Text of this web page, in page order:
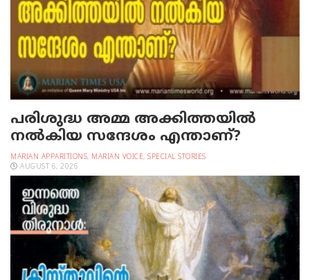
പരിശുദ്ധ അമ്മ അക്കിത്തയില്‍
നല്‍കിയ സന്ദേശം എന്താണ്?
MARIAN APPARITIONS, MARIAN VOICE, SPECIAL STORIES
AUGUST 6, 2026